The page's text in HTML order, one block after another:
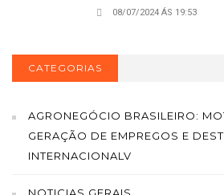
08/07/2024 ÁS 19:53
CATEGORIAS
AGRONEGÓCIO BRASILEIRO:
GERAÇÃO DE EMPREGOS E
INTERNACIONALV